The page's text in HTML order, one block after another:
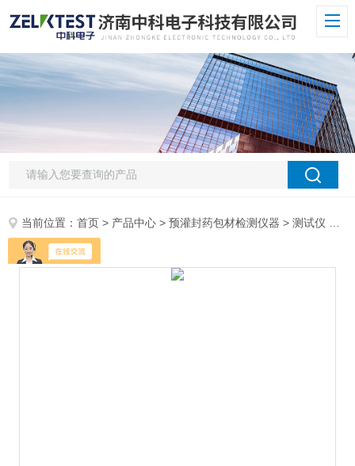
当前位置：首页 > 产品中心 >预灌封药包材检测仪器 >测试仪